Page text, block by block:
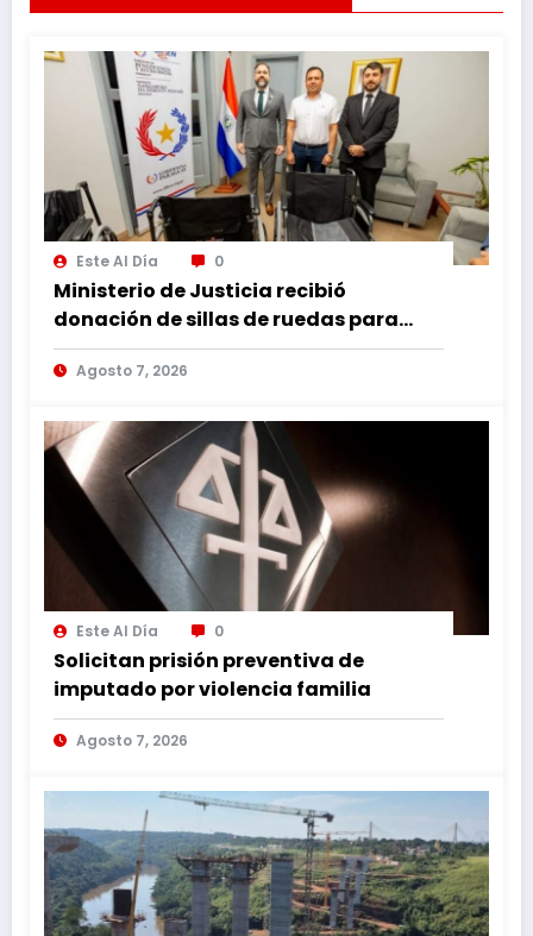
Este Al Día 0
Ministerio de Justicia recibió
donación de sillas de ruedas para
internos vulnerables
Agosto 7, 2026
Este Al Día 0
Solicitan prisión preventiva de
imputado por violencia familia
Agosto 7, 2026